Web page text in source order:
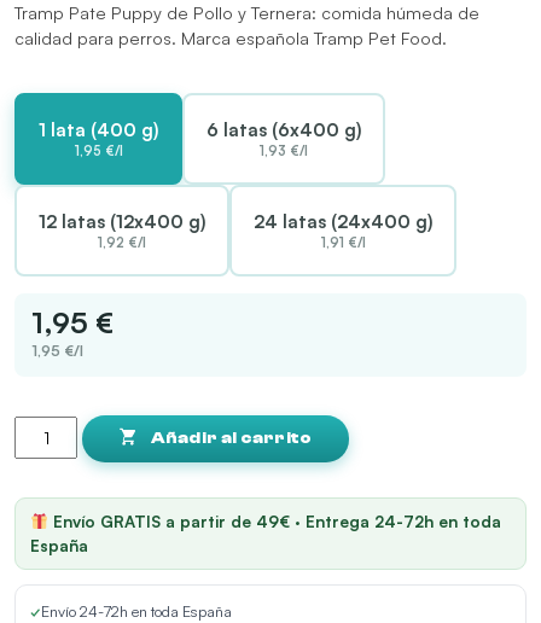
precios:
desde
hasta
45,86 €
Tramp Pate Puppy de Pollo y Ternera: comida húmeda de
calidad para perros. Marca española Tramp Pet Food.
1 lata (400 g)
1,95 €/l
6 latas (6x400 g)
1,93 €/l
12 latas (12x400 g)
1,92 €/l
24 latas (24x400 g)
1,91 €/l
1,95 €
1,95 €/l
Pate
Puppy
Pollo
Ternera
cantidad
Añadir al carrito
Envío GRATIS a partir de 49€ · Entrega 24-72h en toda
España
✓Envío 24-72h en toda España